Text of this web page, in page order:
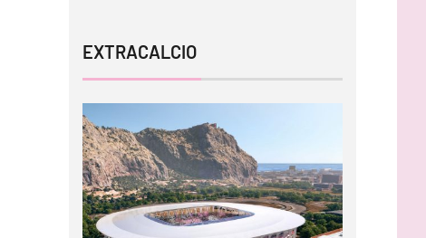
EXTRACALCIO